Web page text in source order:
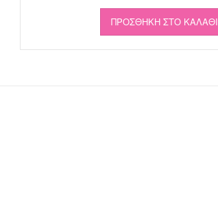
ΠΡΟΣΘΉΚΗ ΣΤΟ ΚΑΛΆΘΙ